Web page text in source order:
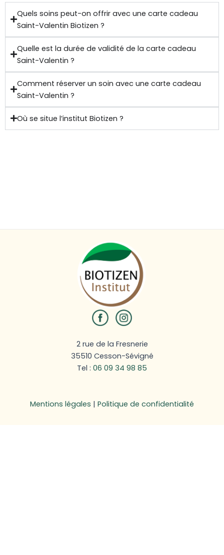
Quels soins peut-on offrir avec une carte cadeau
Saint-Valentin Biotizen ?
Quelle est la durée de validité de la carte cadeau
Saint-Valentin ?
Comment réserver un soin avec une carte cadeau
Saint-Valentin ?
Où se situe l’institut Biotizen ?
2 rue de la Fresnerie
35510 Cesson-Sévigné
Tel : 06 09 34 98 85
Mentions légales | Politique de confidentialité